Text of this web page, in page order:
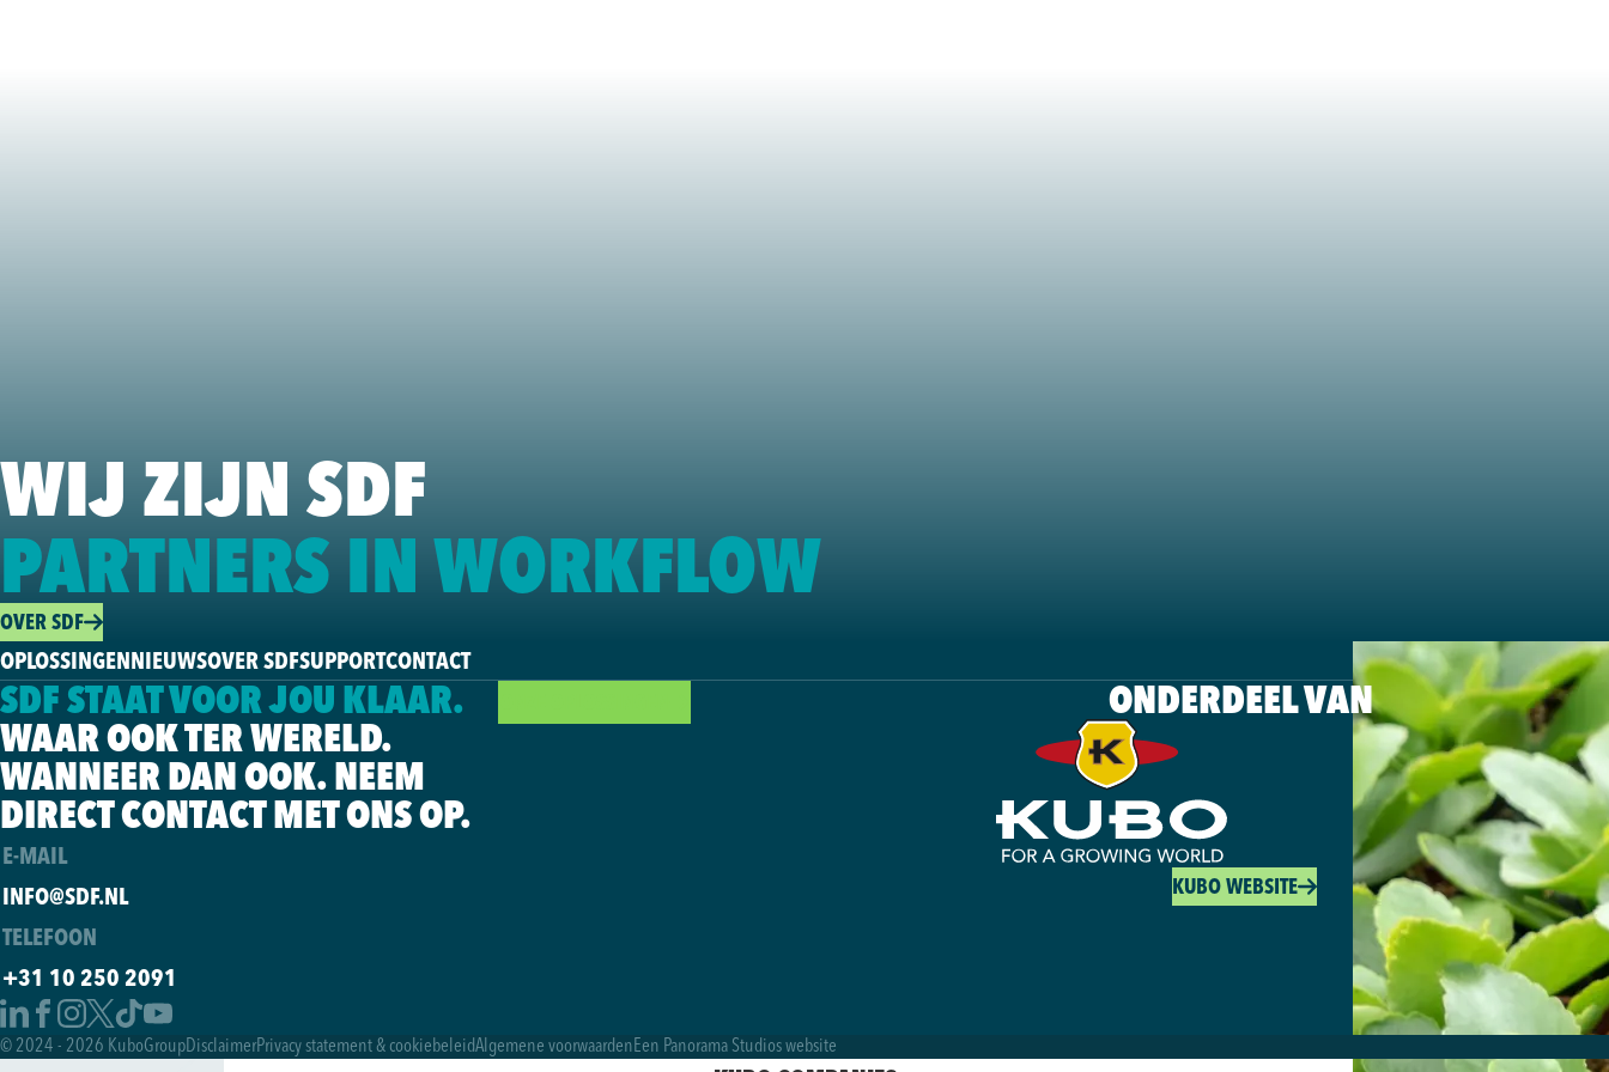
WIJ ZIJN SDF
PARTNERS IN WORKFLOW
OVER SDF
OPLOSSINGENNIEUWSOVER SDFSUPPORTCONTACT
SDF STAAT VOOR JOU KLAAR.
WAAR OOK TER WERELD.
WANNEER DAN OOK. NEEM
DIRECT CONTACT MET ONS OP.
E-MAIL
INFO@SDF.NL
TELEFOON
+31 10 250 2091
ONDERDEEL VAN
KUBO WEBSITE
© 2024 - 2026 KuboGroupDisclaimerPrivacy statement & cookiebeleidAlgemene voorwaardenEen Panorama Studios website